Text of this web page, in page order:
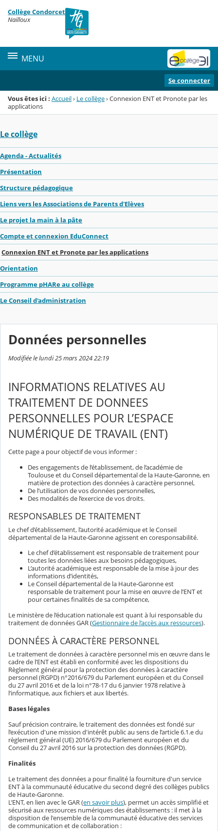
Menu de la rubrique
Contenu
Collège Condorcet
Nailloux
MENU
Se connecter
Vous êtes ici : Accueil› Le collège›Connexion ENT et Pronote par les
applications
Le collège
Agenda - Actualités
Présentation
Structure pédagogique
Liens vers les Associations de Parents d'Elèves
Le projet la main à la pâte
Compte et connexion EduConnect
Connexion ENT et Pronote par les applications
Orientation
Programme pHARe au collège
Le Conseil d'administration
Données personnelles
Modifiée le lundi 25 mars 2024 22:19
INFORMATIONS RELATIVES AU
TRAITEMENT DE DONNEES
PERSONNELLES POUR L’ESPACE
NUMÉRIQUE DE TRAVAIL (ENT)
Cette page a pour objectif de vous informer :
Des engagements de l’établissement, de l’académie de
Toulouse et du Conseil départemental de la Haute-Garonne, en
matière de protection des données à caractère personnel,
De l’utilisation de vos données personnelles,
Des modalités de l’exercice de vos droits.
RESPONSABLES DE TRAITEMENT
Le chef d’établissement, l’autorité académique et le Conseil
départemental de la Haute-Garonne agissent en coresponsabilité.
Le chef d’établissement est responsable de traitement pour
toutes les données liées aux besoins pédagogiques,
L’autorité académique est responsable de la mise à jour des
informations d’identités,
Le Conseil départemental de la Haute-Garonne est
responsable de traitement pour la mise en œuvre de l’ENT et
pour certaines finalités de sa compétence,
Le ministère de l’éducation nationale est quant à lui responsable du
traitement de données GAR (Gestionnaire de l’accès aux ressources).
DONNÉES À CARACTÈRE PERSONNEL
Le traitement de données à caractère personnel mis en œuvre dans le
cadre de l’ENT est établi en conformité avec les dispositions du
Règlement général pour la protection des données à caractère
personnel (RGPD) n°2016/679 du Parlement européen et du Conseil
du 27 avril 2016 et de la loi n°78-17 du 6 janvier 1978 relative à
l’informatique, aux fichiers et aux libertés.
Bases légales
Sauf précision contraire, le traitement des données est fondé sur
l’exécution d'une mission d'intérêt public au sens de l’article 6.1.e du
règlement général (UE) 2016/679 du Parlement européen et du
Conseil du 27 avril 2016 sur la protection des données (RGPD).
Finalités
Le traitement des données a pour finalité la fourniture d'un service
ENT à la communauté éducative du second degré des collèges publics
de Haute-Garonne.
L’ENT, en lien avec le GAR (en savoir plus), permet un accès simplifié et
sécurisé aux ressources numériques des établissements : il met à la
disposition de l'ensemble de la communauté éducative des services
de communication et de collaboration :